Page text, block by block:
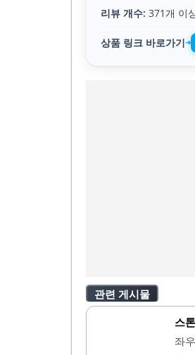
리뷰 개수: 371개 이
상품 링크 바로가기 ➔
관련 게시물
스
좌